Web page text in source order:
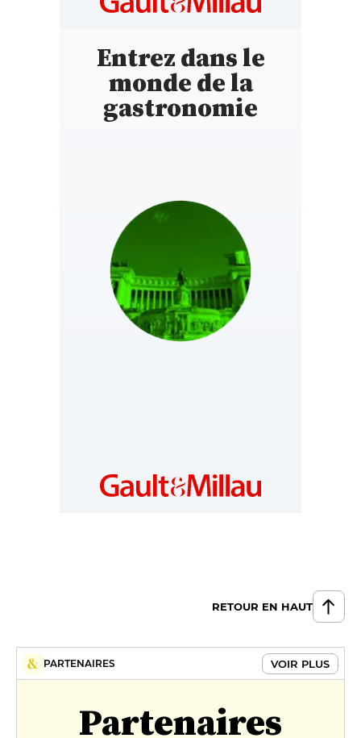
Entrez dans le
monde de la
gastronomie
RETOUR EN HAUT
PARTENAIRES VOIR PLUS
Partenaires